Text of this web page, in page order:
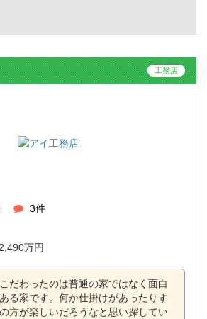
工務店
3件
2,490万円
だわったのは普通の家ではなく面白
る家です。何か仕掛けがあったりす
方が楽しいだろうなと思い探してい